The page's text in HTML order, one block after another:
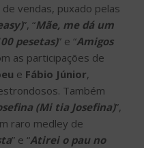
vendas, puxado pelas
”, “Mãe, me dá um
pesetas)” e “Amigos
as participações de
e Fábio Júnior,
Também
(Mi tia Josefina)”,
raro medley de
” e “Atirei o pau no